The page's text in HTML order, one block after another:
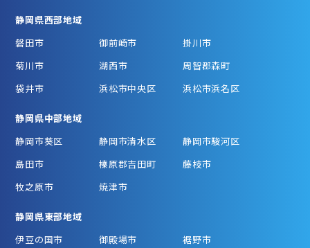
静岡県西部地域
磐田市
御前崎市
掛川市
菊川市
湖西市
周智郡森町
袋井市
浜松市中央区 浜松市浜名区
静岡県中部地域
静岡市葵区
静岡市清水区
静岡市駿河区
島田市
榛原郡吉田町
藤枝市
牧之原市
焼津市
静岡県東部地域
伊豆の国市
御殿場市
裾野市